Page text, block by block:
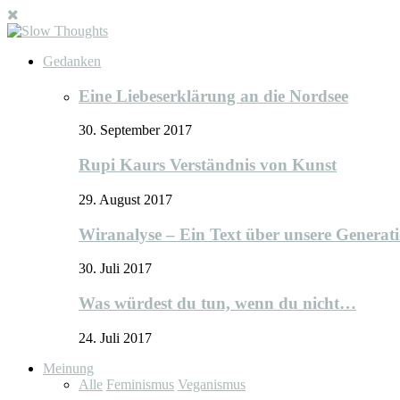
Gedanken
Eine Liebeserklärung an die Nordsee
30. September 2017
Rupi Kaurs Verständnis von Kunst
29. August 2017
Wiranalyse – Ein Text über unsere
30. Juli 2017
Was würdest du tun, wenn du nicht…
24. Juli 2017
Meinung
Alle Feminismus Veganismus